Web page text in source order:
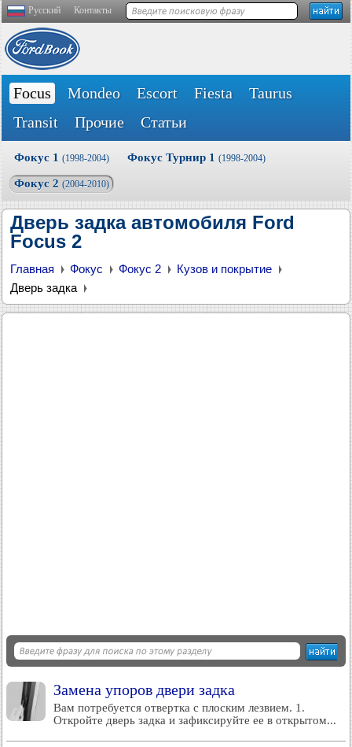
Русский Контакты
Focus Mondeo Escort Fiesta
Taurus
Transit
Прочие Статьи
Фокус 1 (1998-2004) Фокус Турнир 1 (1998-2004)
Фокус 2 (2004-2010)
Дверь задка автомобиля Ford
Focus 2
Главная Фокус Фокус 2
Кузов и покрытие
Дверь задка
Замена упоров двери задка
Вам потребуется отвертка с плоским лезвием. 1.
Откройте дверь задка и зафиксируйте ее в открытом...